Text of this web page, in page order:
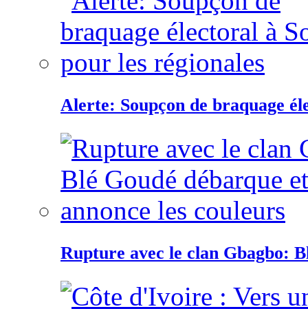
Alerte: Soupçon de braquage
Rupture avec le clan Gbagbo: